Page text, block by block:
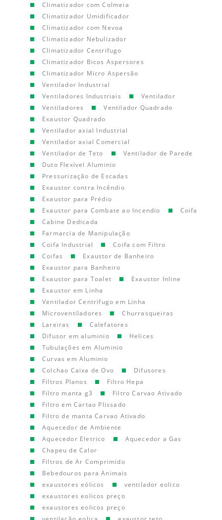
Climatizador com Colmeia
Climatizador Umidificador
Climatizador com Nevoa
Climatizador Nebulizador
Climatizador Centrifugo
Climatizador Bicos Aspersores
Climatizador Micro Aspersão
Ventilador Industrial
Ventiladores Industriais
Ventilador
Ventiladores
Ventilador Quadrado
Exaustor Quadrado
Ventilador axial Industrial
Ventilador axial Comercial
Ventilador de Teto
Ventilador de Parede
Duto Flexível Aluminio
Pressurização de Escadas
Exaustor contra Incêndio
Exaustor para Prédio
Exaustor para Combate ao Incendio
Coifa
Cabine Dedicada
Farmarcia de Manipulação
Coifa Industrial
Coifa com Filtro
Coifas
Exaustor de Banheiro
Exaustor para Banheiro
Exaustor para Toalet
Exaustor Inline
Exaustor em Linha
Ventilador Centrifugo em Linha
Microventiladores
Churrasqueiras
Lareiras
Calefatores
Difusor em aluminio
Helices
Tubulações em Aluminio
Curvas em Aluminio
Colchao Caixa de Ovo
Difusores
Filtros Planos
Filtro Hepa
Filtro manta g3
Filtro Carvao Ativado
Filtro em Cartao Plissado
Filtro de manta Carvao Ativado
Aquecedor de Ambiente
Aquecedor Eletrico
Aquecedor a Gas
Chapeu de Calor
Filtros de Ar Comprimido
Bebedouros para Animais
exaustores eólicos
ventilador eolico
exaustores eolicos preço
exaustores eolicos preço